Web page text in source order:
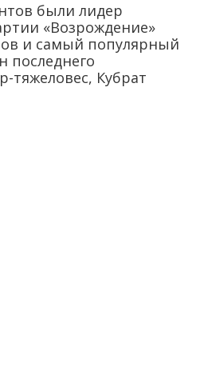
были лидер
«Возрождение»
и самый популярный
последнего
тяжеловес, Кубрат